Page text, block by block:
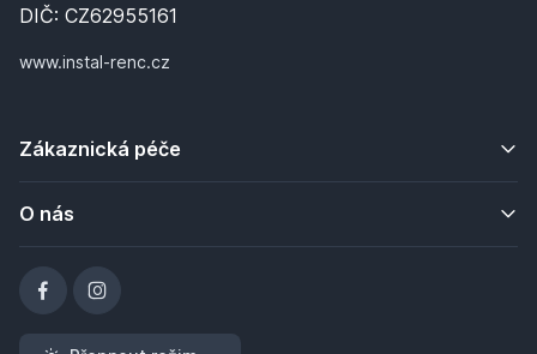
DIČ: CZ62955161
www.instal-renc.cz
Zákaznická péče
O nás